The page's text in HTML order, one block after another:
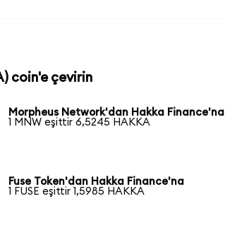
coin'e çevirin
Morpheus Network'dan Hakka Finance'na
1 MNW eşittir 6,5245 HAKKA
Fuse Token'dan Hakka Finance'na
1 FUSE eşittir 1,5985 HAKKA